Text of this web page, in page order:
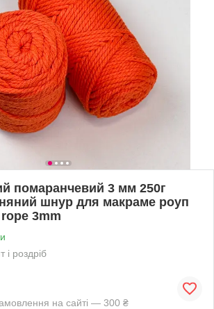
помаранчевий 3 мм 250г
шнур для макраме роуп
3mm
і роздріб
на сайті — 300 ₴